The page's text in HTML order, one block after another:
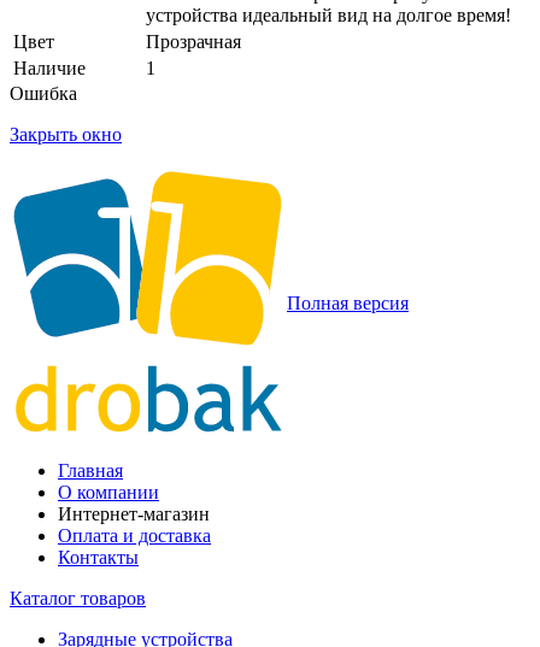
устройства идеальный вид на долгое время!
Цвет
Прозрачная
Наличие
1
Ошибка
Закрыть окно
Полная версия
Главная
О компании
Интернет-магазин
Оплата и доставка
Контакты
Каталог товаров
Зарядные устройства